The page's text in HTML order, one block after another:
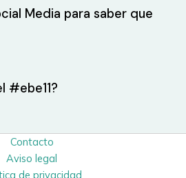
Media para saber que
#ebe11?
Contacto
Aviso legal
de privacidad